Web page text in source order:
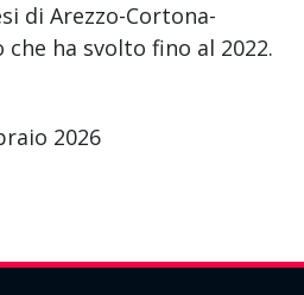
di Arezzo-Cortona-
ha svolto fino al 2022.
2026